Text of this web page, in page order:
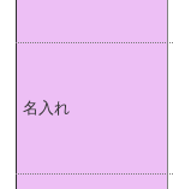
名入れ